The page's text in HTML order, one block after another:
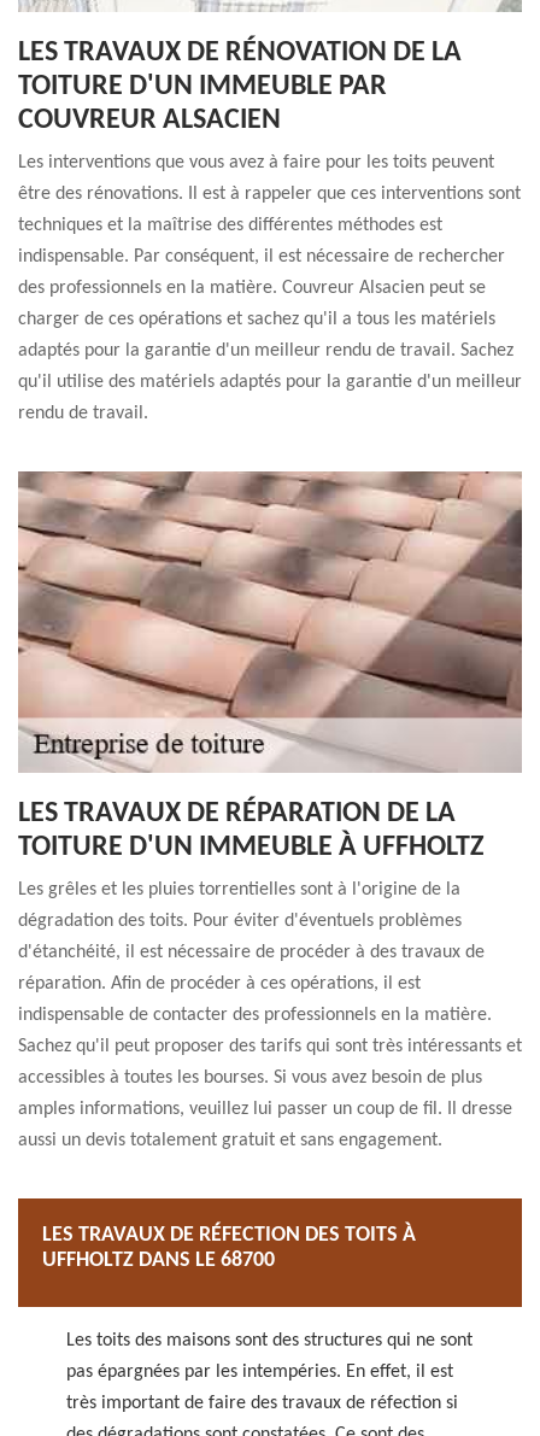
LES TRAVAUX DE RÉNOVATION DE LA
TOITURE D'UN IMMEUBLE PAR
COUVREUR ALSACIEN
Les interventions que vous avez à faire pour les toits peuvent
être des rénovations. Il est à rappeler que ces interventions sont
techniques et la maîtrise des différentes méthodes est
indispensable. Par conséquent, il est nécessaire de rechercher
des professionnels en la matière. Couvreur Alsacien peut se
charger de ces opérations et sachez qu'il a tous les matériels
adaptés pour la garantie d'un meilleur rendu de travail. Sachez
qu'il utilise des matériels adaptés pour la garantie d'un meilleur
rendu de travail.
LES TRAVAUX DE RÉPARATION DE LA
TOITURE D'UN IMMEUBLE À UFFHOLTZ
Les grêles et les pluies torrentielles sont à l'origine de la
dégradation des toits. Pour éviter d'éventuels problèmes
d'étanchéité, il est nécessaire de procéder à des travaux de
réparation. Afin de procéder à ces opérations, il est
indispensable de contacter des professionnels en la matière.
Sachez qu'il peut proposer des tarifs qui sont très intéressants et
accessibles à toutes les bourses. Si vous avez besoin de plus
amples informations, veuillez lui passer un coup de fil. Il dresse
aussi un devis totalement gratuit et sans engagement.
LES TRAVAUX DE RÉFECTION DES TOITS À
UFFHOLTZ DANS LE 68700
Les toits des maisons sont des structures qui ne sont
pas épargnées par les intempéries. En effet, il est
très important de faire des travaux de réfection si